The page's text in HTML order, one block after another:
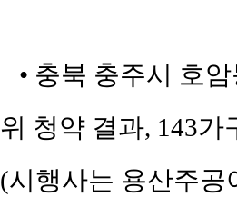
• 충북 충주시 호
위 청약 결과, 143
(시행사는 용산주공